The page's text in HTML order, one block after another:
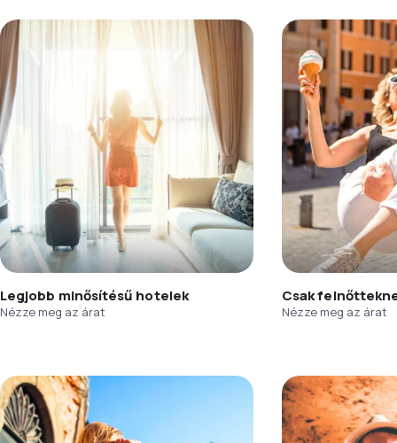
Legjobb minősítésű hotelek
Nézze meg az árat
Csak
Nézze meg az árat